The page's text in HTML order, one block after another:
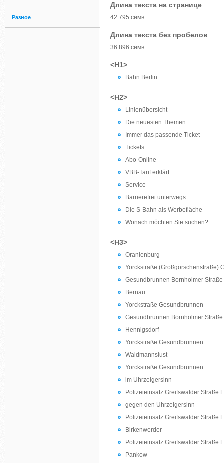
Разное
Длина текста на странице
42 795 симв.
Длина текста без пробелов
36 896 симв.
<H1>
Bahn Berlin
<H2>
Linienübersicht
Die neuesten Themen
Immer das passende Ticket
Tickets
Abo-Online
VBB-Tarif erklärt
Service
Barrierefrei unterwegs
Die S-Bahn als Werbefläche
Wonach möchten Sie suchen?
<H3>
Oranienburg
Yorckstraße (Großgörschenstraße)
Gesundbrunnen Bornholmer Straße
Bernau
Yorckstraße Gesundbrunnen
Gesundbrunnen Bornholmer Straße
Hennigsdorf
Yorckstraße Gesundbrunnen
Waidmannslust
Yorckstraße Gesundbrunnen
im Uhrzeigersinn
Polizeieinsatz Greifswalder Straße
gegen den Uhrzeigersinn
Polizeieinsatz Greifswalder Straße
Birkenwerder
Polizeieinsatz Greifswalder Straße
Pankow